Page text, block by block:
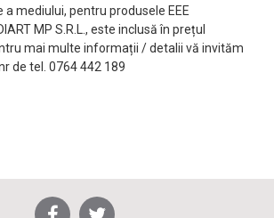
mediului, pentru produsele EEE
MP S.R.L., este inclusă în prețul
mai multe informații / detalii vă invităm
de tel. 0764 442 189